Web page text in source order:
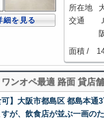
細を見る
所在地
交通
面積 /
ンオペ最適 路面 貸店舗
可】大阪市都島区 都島本
が、飲食店が並ぶ一画の